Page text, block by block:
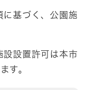
基づく、公園施
設置許可は本市
す。